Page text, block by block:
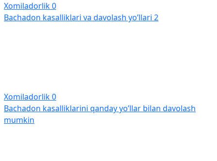
Xomiladorlik0
Bachadon kasalliklari va davolash yo’llari 2
Xomiladorlik0
Bachadon kasalliklarini qanday yo’llar bilan davolash
mumkin